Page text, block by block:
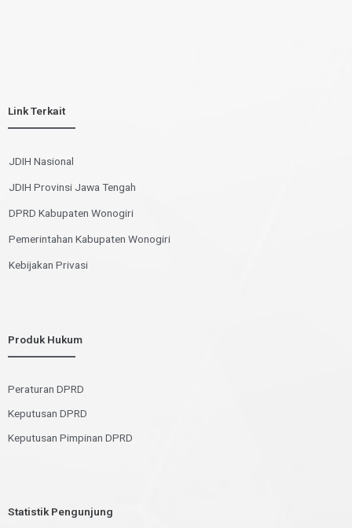
Link Terkait
JDIH Nasional
JDIH Provinsi Jawa Tengah
DPRD Kabupaten Wonogiri
Pemerintahan Kabupaten Wonogiri
Kebijakan Privasi
Produk Hukum
Peraturan DPRD
Keputusan DPRD
Keputusan Pimpinan DPRD
Statistik Pengunjung